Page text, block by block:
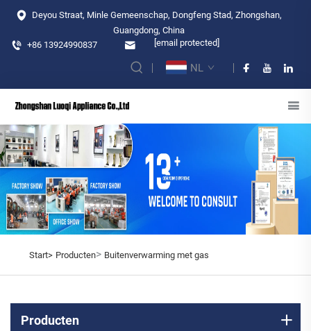
Deyou Straat, Minle Gemeenschap, Dongfeng Stad, Zhongshan,
Guangdong, China
+86 13924990837
[email protected]
NL
Start> Producten> Buitenverwarming met gas
Producten